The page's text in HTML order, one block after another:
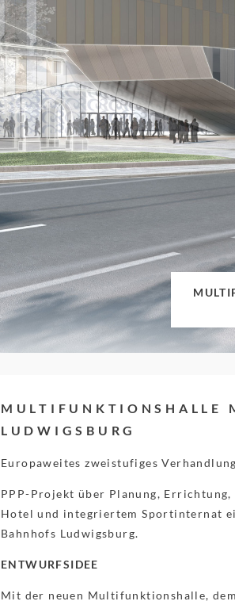
MULTIFUNKTIONSHALLE
LUDWIGSBURG
Europaweites zweistufiges
PPP-Projekt über Planung,
Hotel und integriertem Sportinternat
Bahnhofs Ludwigsburg.
ENTWURFSIDEE
Mit der neuen Multifunktionshalle,